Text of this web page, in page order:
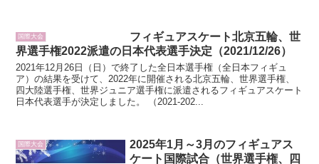
国際大会
フィギュアスケート北京五輪、世
界選手権2022派遣の日本代表選手決定（2021/12/26）
2021年12月26日（日）で終了した全日本選手権（全日本フィギュ
ア）の結果を受けて、2022年に開催される北京五輪、世界選手権、
四大陸選手権、世界ジュニア選手権に派遣されるフィギュアスケート
日本代表選手が決定しました。 （2021-202...
国際大会
2025年1月～3月のフィギュアス
ケート国際試合（世界選手権、四